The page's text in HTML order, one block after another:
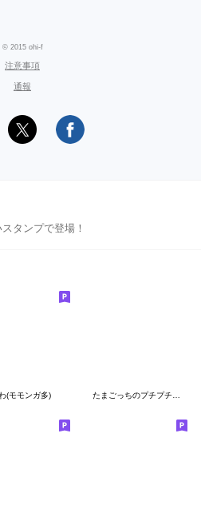
© 2015 ohi-f
注意事項
通報
タンプで登場！
(モモンガ多) たまごっちのプチプチおみせっち